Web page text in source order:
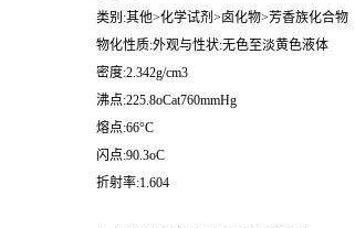
类别:其他>化学试剂>卤化物>芳香族化合物
物化性质:外观与性状:无色至淡黄色液体
密度:2.342g/cm3
沸点:225.8oCat760mmHg
熔点:66°C
闪点:90.3oC
折射率:1.604